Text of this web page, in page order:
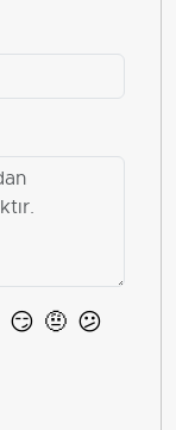
😏 🤨 😕